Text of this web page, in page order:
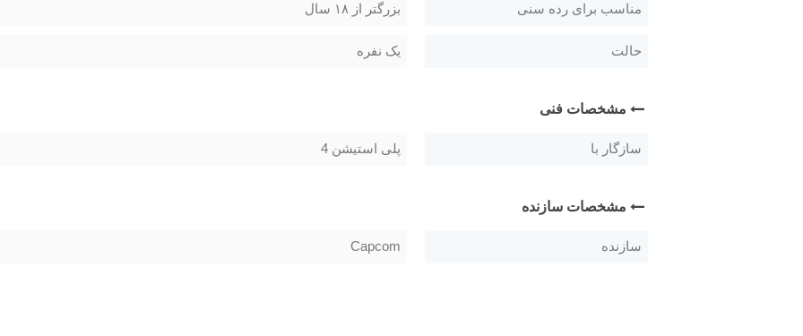
مناسب برای رده سنی بزرگتر از ۱۸ سال
حالت یک نفره
مشخصات فنی
سازگار با پلی استیشن 4
مشخصات سازنده
سازنده Capcom